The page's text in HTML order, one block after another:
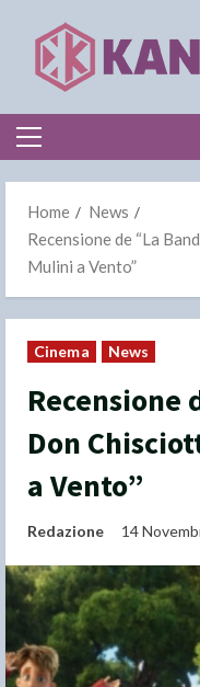
content
Primary
Home
News
Recensione de “La
Mulini a Vento”
Cinema News
Recensione
Don
a Vento”
Redazione 14